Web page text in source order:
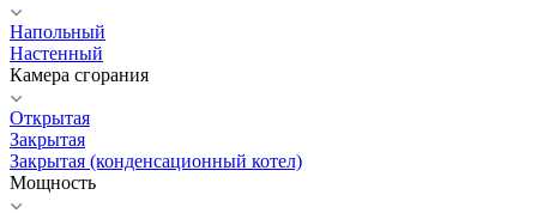
Напольный
Настенный
Камера сгорания
Открытая
Закрытая
Закрытая (конденсационный котел)
Мощность